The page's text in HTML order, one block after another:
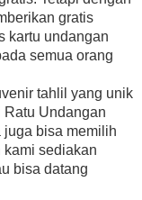
gratis
kartu undangan
semua orang
tahlil yang unik
Undangan
juga bisa memilih
sediakan
bisa datang